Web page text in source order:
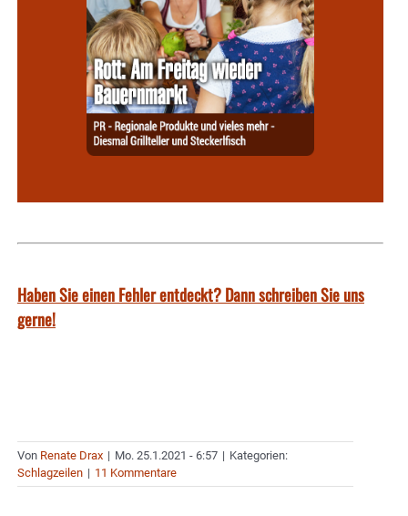
Haben Sie einen Fehler entdeckt? Dann schreiben Sie uns
gerne!
Von Renate Drax | Mo. 25.1.2021 - 6:57 | Kategorien:
Schlagzeilen | 11 Kommentare